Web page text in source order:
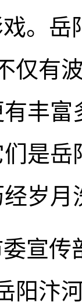
。岳
仅有
有丰富
们是岳
经岁月
宣传
阳汴